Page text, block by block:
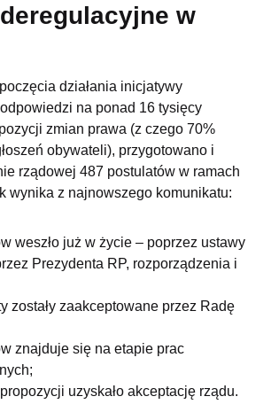
w
działania inicjatywy
na ponad 16 tysięcy
zmian prawa (z czego 70%
obywateli), przygotowano i
rządowej 487 postulatów w ramach
wynika z najnowszego komunikatu:
weszło już w życie – poprzez ustawy
Prezydenta RP, rozporządzenia i
zostały zaakceptowane przez Radę
znajduje się na etapie prac
uzyskało akceptację rządu.